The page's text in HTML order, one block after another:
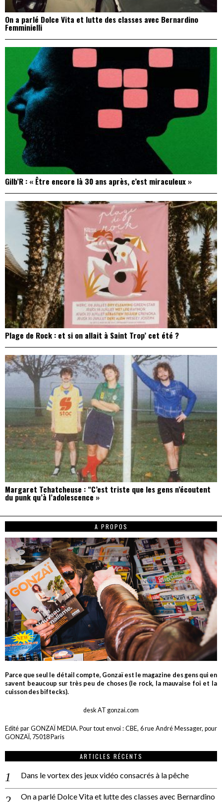
On a parlé Dolce Vita et lutte des classes avec Bernardino
Femminielli
Gilb’R : « Être encore là 30 ans après, c’est miraculeux »
Plage de Rock : et si on allait à Saint Trop’ cet été ?
Margaret Tchatcheuse : “C’est triste que les gens n’écoutent
du punk qu’à l’adolescence »
A PROPOS
Parce que seul le détail compte, Gonzaï est le magazine des gens qui en
savent beaucoup sur très peu de choses (le rock, la mauvaise foi et la
cuisson des biftecks).
desk AT gonzai.com
Edité par GONZAÏ MEDIA. Pour tout envoi : CBE, 6 rue André Messager, pour
GONZAÏ, 75018 Paris
ARTICLES RÉCENTS
Dans le vortex des jeux vidéo consacrés à la pêche
On a parlé Dolce Vita et lutte des classes avec Bernardino